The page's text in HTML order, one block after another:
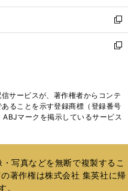
開
く
ウ
で
開
く
ン
ド
ウ
で
ウ
ィ
ン
ド
く
新
し
い
ド
ウ
で
新
ィ
ン
ド
開
く
サービスが、著作権者からコンテ
ることを示す登録商標（登録番号
マークを掲示しているサービス
写真などを無断で複製するこ
著作権は株式会社 集英社に帰
。